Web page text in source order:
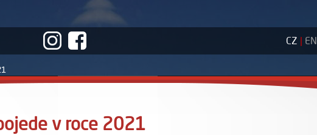
CZ | EN
v roce 2021